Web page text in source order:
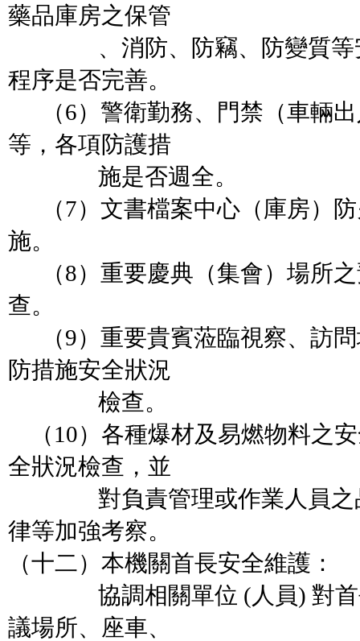
藥品庫房之保管
、消防、防竊、防變質等安
程序是否完善。
（6）警衛勤務、門禁（車輛出
等，各項防護措
施是否週全。
（7）文書檔案中心（庫房）防
施。
（8）重要慶典（集會）場所之
查。
（9）重要貴賓蒞臨視察、訪問
防措施安全狀況
檢查。
（10）各種爆材及易燃物料之
全狀況檢查，並
對負責管理或作業人員之品
律等加強考察。
（十二）本機關首長安全維護：
協調相關單位 (人員) 對首
議場所、座車、